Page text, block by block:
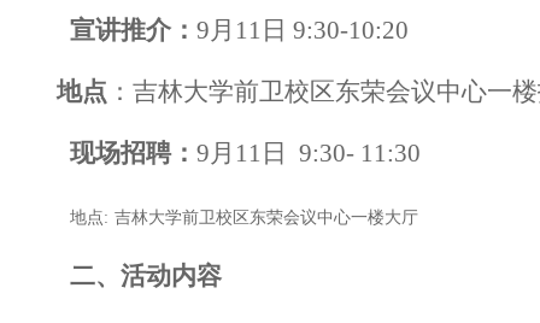
宣讲推介： 9月11日 9:30-10:20
地点 ：吉林大学前卫校区东荣会议中心一
现场招聘： 9月11日 9:30- 11:30
地点: 吉林大学前卫校区东荣会议中心一楼大厅
二、活动内容